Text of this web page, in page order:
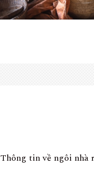
Thông tin về ngôi nhà